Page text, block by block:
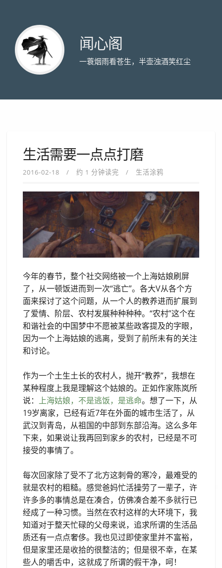
闻心阁
一蓑烟雨看苍生，半壶浊酒笑红尘
生活需要一点点打磨
2016-02-18 约 1 分钟读完 生活涂鸦
今年的春节，整个社交网络被一个上海姑娘刷屏
了，从一顿饭进而到一次“逃亡”。各大V从各个方
面来探讨了这个问题，从一个人的教养进而扩展到
了爱情、阶层、农村发展种种种种。“农村”这个在
和谐社会的中国梦中不愿被某些政客提及的字眼，
因为一个上海姑娘的逃离，受到了前所未有的关注
和讨论。
作为一个土生土长的农村人，抛开“教养”，我想在
某种程度上我是理解这个姑娘的。正如作家陈岚所
说： 上海姑娘，不是逃饭，是逃命。想了一下，从
19岁离家，已经有近7年在外面的城市生活了，从
武汉到青岛，从祖国的中部到东部沿海。这么多年
下来，如果说让我再回到家乡的农村，已经是不可
接受的事情了。
每次回家除了受不了北方这刺骨的寒冷，最难受的
就是农村的粗糙。感觉爸妈忙活操劳了一辈子，许
许多多的事情总是在凑合，仿佛凑合差不多就行已
经成了一种习惯。当然在农村这样的大环境下，我
知道对于整天忙碌的父母来说，追求所谓的生活品
质还有一点点奢侈。我也见过即使家里并不富裕，
但是家里还是收拾的很整洁的；但是很不幸，在某
些人的嚼舌中，这就成了所谓的假干净，呵！